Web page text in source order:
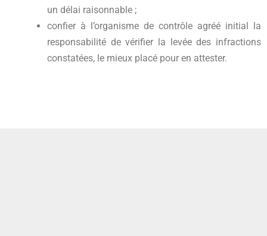
un délai raisonnable ;
confier à l’organisme de contrôle agréé initial la
responsabilité de vérifier la levée des infractions
constatées, le mieux placé pour en attester.